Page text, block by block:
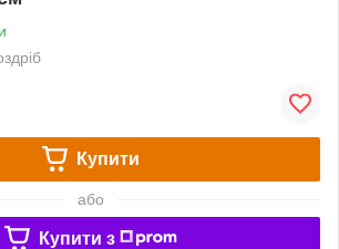
Купити
або
Купити з